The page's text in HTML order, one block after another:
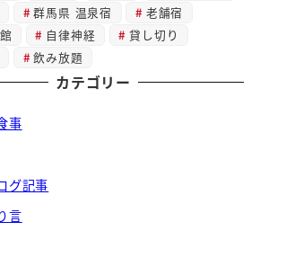
群馬県 温泉宿
老舗宿
自律神経
貸し切り
飲み放題
カテゴリー
事
グ記事
言